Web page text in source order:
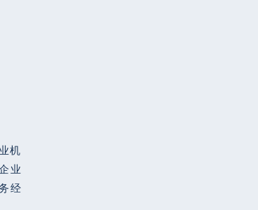
机
业
经